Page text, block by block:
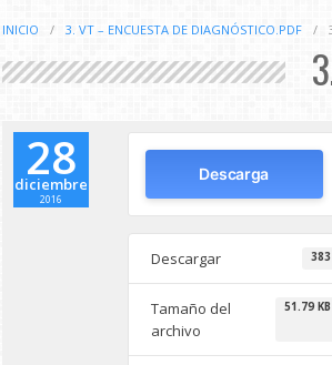
INICIO / 3. VT – ENCUESTA DE DIAGNÓSTICO.PDF /
28
diciembre
2016
Descarga
Descargar 383
Tamaño del
archivo
51.79 KB